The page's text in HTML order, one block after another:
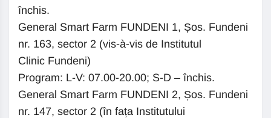
închis.
General Smart Farm FUNDENI 1, Șos. Fundeni
nr. 163, sector 2 (vis-à-vis de Institutul
Clinic Fundeni)
Program: L-V: 07.00-20.00; S-D – închis.
General Smart Farm FUNDENI 2, Șos. Fundeni
nr. 147, sector 2 (în fața Institutului